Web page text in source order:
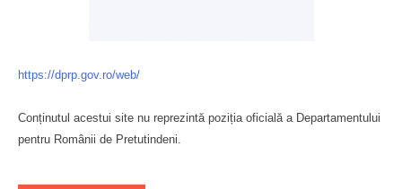
https://dprp.gov.ro/web/
Conținutul acestui site nu reprezintă poziția oficială a Departamentului
pentru Românii de Pretutindeni.